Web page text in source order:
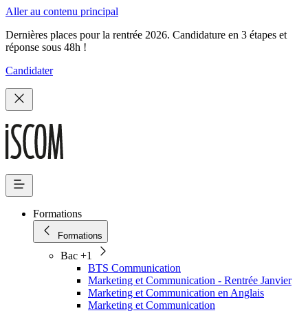
Aller au contenu principal
Dernières places pour la rentrée 2026. Candidature en 3 étapes et
réponse sous 48h !
Candidater
Formations
Formations
Bac +1
BTS Communication
Marketing et Communication - Rentrée Janvier
Marketing et Communication en Anglais
Marketing et Communication